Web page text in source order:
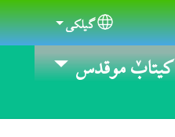
Select your language
گیلکی
کیتابٚ موقدس